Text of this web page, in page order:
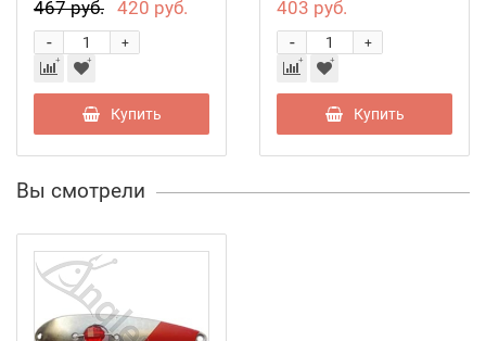
467 руб. 420 руб.
+
-
Купить
403 руб.
+
-
Купить
Вы смотрели